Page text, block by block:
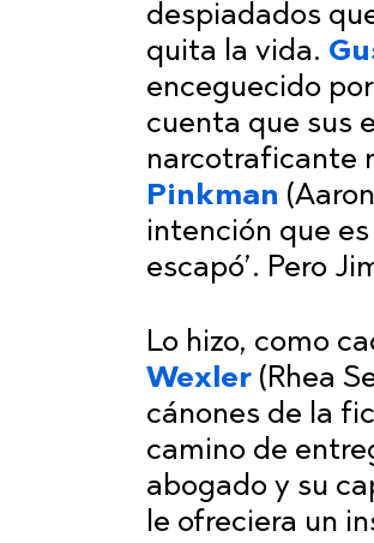
despiadados
quita la vida.
enceguecido
cuenta que sus
narcotraficante
Pinkman
intención que
escapó’. Pero
Lo hizo, como
Wexler (Rhea
cánones de la
camino de
abogado y su
le ofreciera un